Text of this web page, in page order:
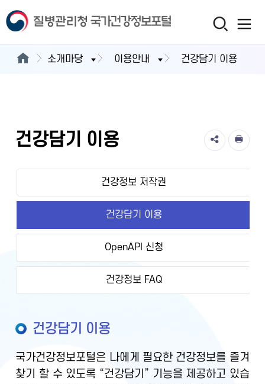
소개마당 이용안내 건강담기 이용
건강담기 이용
건강정보 저작권
건강담기 이용
OpenAPI 신청
건강정보 FAQ
건강담기 이용
국가건강정보포털은 나에게 필요한 건강정보를 즐겨
찾기 할 수 있도록 “건강담기” 기능을 제공하고 있습